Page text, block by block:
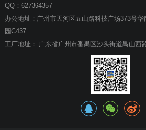
QQ：627364357
办公地址：广州市天河区五山路科技广场373号
园C437
工厂地址： 广东省广州市番禺区沙头街道禺山